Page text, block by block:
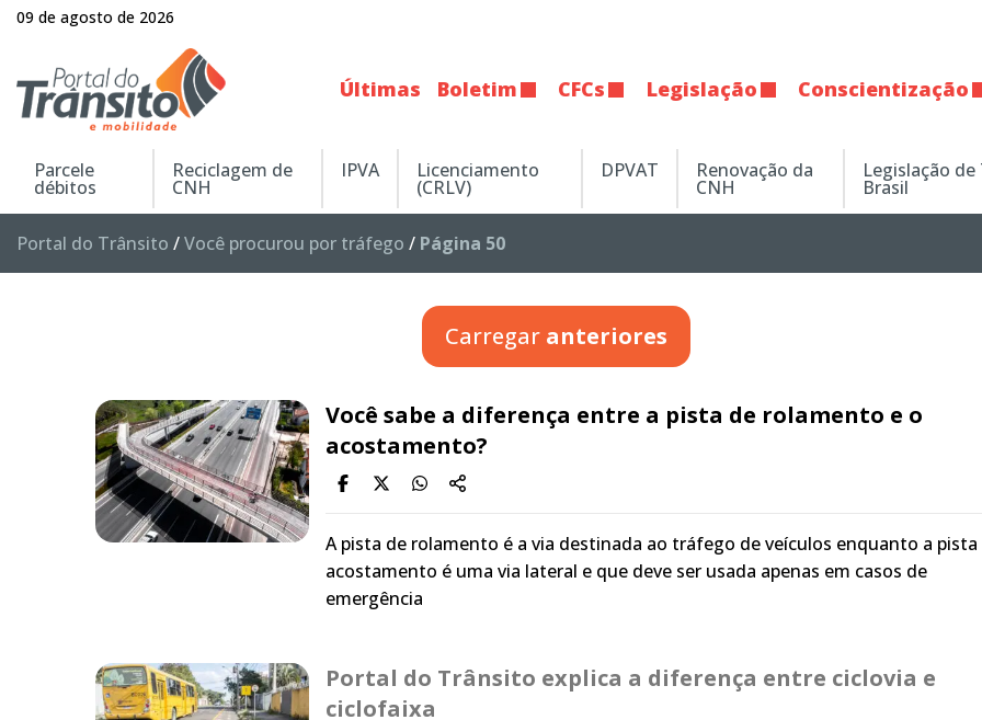
09 de agosto de 2026
Últimas Boletim CFCs Legislação Conscientização
Parcele
débitos
Reciclagem de
CNH
IPVA Licenciamento
(CRLV)
DPVAT Renovação da
CNH
Legislação
Brasil
Portal do Trânsito /Você procurou por tráfego / Página 50
Carregar anteriores
Você sabe a diferença entre a pista de rolamento e o
acostamento?
A pista de rolamento é a via destinada ao tráfego de veículos enquanto a pista
acostamento é uma via lateral e que deve ser usada apenas em casos de
emergência
Portal do Trânsito explica a diferença entre ciclovia e
ciclofaixa